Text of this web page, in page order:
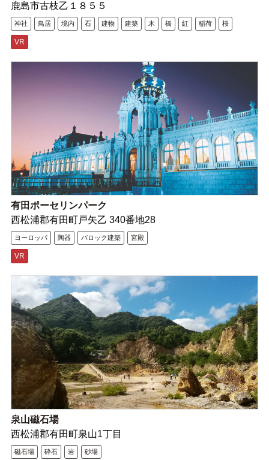
鹿島市古枝乙１８５５
神社 鳥居 境内 石 建物 建築 木 橋 紅 稲荷 桜
VR
有田ポーセリンパーク
西松浦郡有田町戸矢乙 340番地28
ヨーロッパ 陶器 バロック建築 宮殿
VR
泉山磁石場
西松浦郡有田町泉山1丁目
磁石場 砕石 岩 砂場